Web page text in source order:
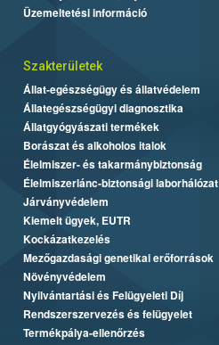
Üzemeltetési információ
Szakterületek
Állat-egészségügy és állatvédelem
Állategészségügyi diagnosztika
Állatgyógyászati termékek
Borászat és alkoholos italok
Élelmiszer- és takarmánybiztonság
Élelmiszerlánc-biztonsági laborhálózat
Járványvédelem
Kiemelt ügyek, EUTR
Kockázatkezelés
Mezőgazdasági genetikai erőforrások
Növényvédelem
Nyilvántartási és Felügyeleti Díj
Rendszerszervezés és felügyelet
Termékpálya-ellenőrzés